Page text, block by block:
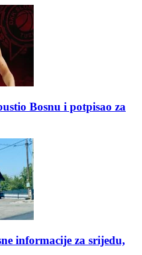
Bosnu i potpisao za
informacije za srijedu,